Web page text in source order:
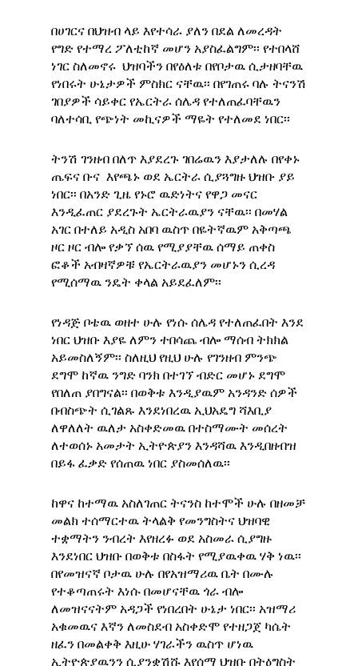
በሀገርና በህዝብ ላይ እየተሳራ ያለን በደል ለመረዳት
የግድ የተማረ ፖለቲከኛ መሆን አያስፈልግም፡፡ የተበላሸ
ነገር ስለመኖሩ ህዝባችን በየዕለቱ በየቦታዉ ሲታዘባቸዉ
የነበሩት ሁኔታዎች ምስክር ናቸዉ፡፡ በየገጠሩ ባሉ ትናንሽ
ገበያዎች ሳይቀር የኤርትራ ሰሌዳ የተለጠፈባቸዉን
ባለተሳቢ የጭነት መኪናዎች ማዬት የተለመደ ነበር፡፡
ትንሽ ገንዘብ በለጥ እያደረጉ ገበሬዉን እያታለሉ በየቀኑ
ጤፍና ቡና እየጫኑ ወደ ኤርትራ ሲያጓግዙ ህዝቡ ያይ
ነበር፡፡ በአንድ ጊዜ የኑሮ ዉድነትና የዋጋ መናር
እንዲፈጠር ያደረጉት ኤርትራዉያን ናቸዉ፡፡ በመሃል
አገር በተለይ አዲስ አበባ ዉስጥ በዬትኛዉም አቅጣጫ
ዞር ዞር ብሎ የቃኘ ሰዉ የሚያያቸዉ ሰማይ ጠቀስ
ፎቆች አብዛኛዎቹ የኤርትራዉያን መሆኑን ሲረዳ
የሚሰማዉ ንዴት ቀላል አይደፈለም፡፡
የነዳጅ ቦቴዉ ወዘተ ሁሉ የነሱ ሰሌዳ የተለጠፈበት እንደ
ነበር ህዝቡ እያዬ ለምን ተበሳጨ ብሎ ማሰብ ትክክል
አይመስለኝም፡፡ ስለዚህ የዚህ ሁሉ የገንዘብ ምንጭ
ደግሞ ከኛዉ ንግድ ባንክ በተገኘ ብድር መሆኑ ደግሞ
የበለጠ ያበግናል፡፡ በወቅቱ እንዲያዉም አንዳንድ ሰዎች
በብስጭት ሲገልጹ እንደነበረዉ ኢህአዴግ ሻእቢያ
ለዋለለት ዉለታ አስቀድመዉ በተስማሙት መሰረት
ለተወሰኑ አመታት ኢትዮጵያን እንዳሻዉ እንዲበዘብዝ
በይፋ ፈቃድ የሰጠዉ ነበር ያስመሰለዉ፡፡
ከዋና ከተማዉ አስለገጠር ትናንስ ከተሞች ሁሉ በዘመቻ
መልክ ተሰማርተዉ ትላልቅ የመንግስትና ህዝባዊ
ተቋማትን ንብረት እየዘረፉ ወደ አስመራ ሲያግዙ
እንደነበር ህዝቡ በወቅቱ በስፋት የሚያዉቀዉ ሃቅ ነዉ፡፡
በየመዝናኛ ቦታዉ ሁሉ በየአዝማሪዉ ቤት በሙሉ
የተቆጣጠሩት እነሱ በመሆናቸዉ ጎራ ብሎ
ለመዝናናትም አዳጋች የነበረበት ሁኔታ ነበር፡፡ አዝማሪ
አቁመዉና እኛን ለመስደብ አስቀድሞ የተዘጋጀ ካሴት
ዘፈን በመልቀቅ እዚሁ ሃገራችን ዉስጥ ሆነዉ
ኢትዮጵያዉንን ሲያንቋሽሹ እየሰማ ህዝቡ በትዕግስት